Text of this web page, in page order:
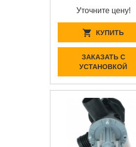
Уточните цену!
КУПИТЬ
ЗАКАЗАТЬ С
УСТАНОВКОЙ